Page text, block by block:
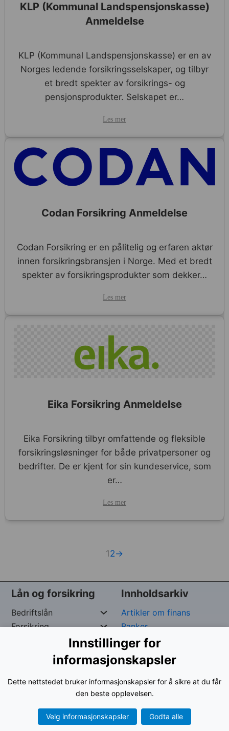
Innstillinger for
informasjonskapsler
Dette nettstedet bruker informasjonskapsler for å sikre at du får
den beste opplevelsen.
Velg informasjonskapsler Godta alle
KLP (Kommunal Landspensjonskasse)
Anmeldelse
KLP (Kommunal Landspensjonskasse) er en av
Norges ledende forsikringsselskaper, og tilbyr
et bredt spekter av forsikrings- og
pensjonsprodukter. Selskapet er…
Les mer
Codan Forsikring Anmeldelse
Codan Forsikring er en pålitelig og erfaren aktør
innen forsikringsbransjen i Norge. Med et bredt
spekter av forsikringsprodukter som dekker…
Les mer
Eika Forsikring Anmeldelse
Eika Forsikring tilbyr omfattende og fleksible
forsikringsløsninger for både privatpersoner og
bedrifter. De er kjent for sin kundeservice, som
er…
Les mer
12→
Lån og forsikring
Bedriftslån
Forsikring
Innholdsarkiv
Artikler om finans
Banker
Forsikringspoliser
kredittpleie
Opphavsrett reservert av George –